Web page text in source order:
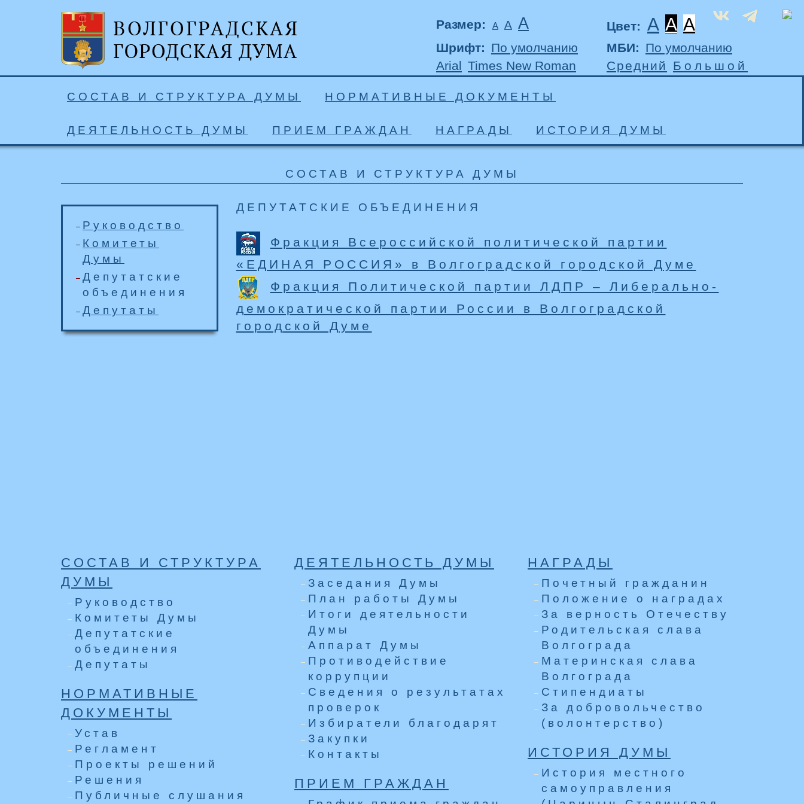
Размер: А А А Цвет: A A A
Шрифт: По умолчанию
Arial Times New Roman
МБИ: По умолчанию
Средний Большой
СОСТАВ И СТРУКТУРА ДУМЫ НОРМАТИВНЫЕ ДОКУМЕНТЫ
ДЕЯТЕЛЬНОСТЬ ДУМЫ ПРИЕМ ГРАЖДАН НАГРАДЫ ИСТОРИЯ ДУМЫ
СОСТАВ И СТРУКТУРА ДУМЫ
Руководство
Комитеты
Думы
Депутатские
объединения
Депутаты
ДЕПУТАТСКИЕ ОБЪЕДИНЕНИЯ
Фракция Всероссийской политической партии
«ЕДИНАЯ РОССИЯ» в Волгоградской городской Думе
Фракция Политической партии ЛДПР – Либерально-
демократической партии России в Волгоградской
городской Думе
СОСТАВ И СТРУКТУРА
ДУМЫ
Руководство
Комитеты Думы
Депутатские
объединения
Депутаты
НОРМАТИВНЫЕ
ДОКУМЕНТЫ
Устав
Регламент
Проекты решений
Решения
Публичные слушания
ДЕЯТЕЛЬНОСТЬ ДУМЫ
Заседания Думы
План работы Думы
Итоги деятельности
Думы
Аппарат Думы
Противодействие
коррупции
Сведения о результатах
проверок
Избиратели благодарят
Закупки
Контакты
ПРИЕМ ГРАЖДАН
НАГРАДЫ
Почетный гражданин
Положение о наградах
За верность Отечеству
Родительская слава
Волгограда
Материнская слава
Волгограда
Стипендиаты
За добровольчество
(волонтерство)
ИСТОРИЯ ДУМЫ
История местного
самоуправления